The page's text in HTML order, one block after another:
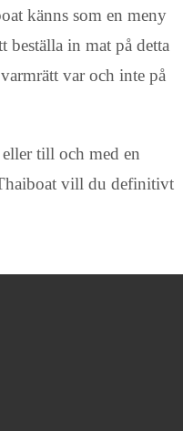
känns som en meny
beställa in mat på detta
var och inte på
till och med en
vill du definitivt